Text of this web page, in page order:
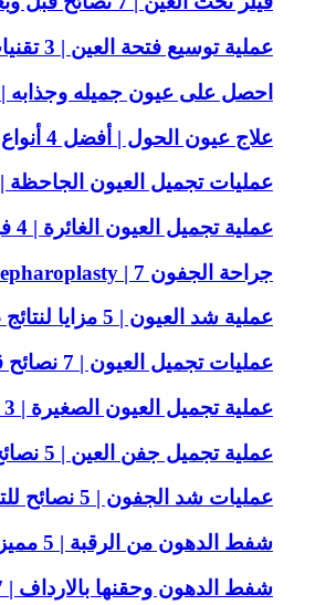
عملية توسيع فتحة العين | 3 تقنيات حديثة
احصل على عيون جميله وجذابه | 5 أسرار
علاج عيون الحول | أفضل 4 أنواع للعمليات
عمليات تجميل العيون الجاحظة | 5 فوائد مذهلة
عملية تجميل العيون الغائرة | 4 فوائد مذهلة
جراحة الجفون Blepharoplasty | 7 فوائد مذهلة
عملية شد العيون | 5 مزايا لنتائج طبيعية
عمليات تجميل العيون | 7 نصائح قبل الجراحة
عملية تجميل العيون الصغيرة | 3 تقنيات حديثة
عملية تجميل جفن العين | 5 نصائح للتعافي
عمليات شد الجفون | 5 نصائح للتعافي السريع
شفط الدهون من الرقبة | 5 مميزات للعملية
شفط الدهون وحقنها بالارداف | 7 نصائح للتعافي